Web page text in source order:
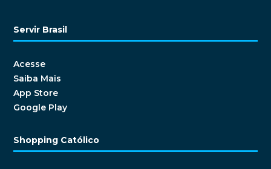
Servir Brasil
Acesse
Saiba Mais
App Store
Google Play
Shopping Católico